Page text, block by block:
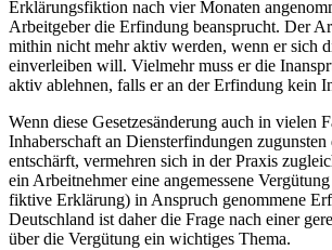
Erklärungsfiktion nach vier Monaten
Arbeitgeber die Erfindung beansprucht. Der
mithin nicht mehr aktiv werden, wenn er sich
einverleiben will. Vielmehr muss er die
aktiv ablehnen, falls er an der Erfindung kein
Wenn diese Gesetzesänderung auch in vielen
Inhaberschaft an Diensterfindungen
entschärft, vermehren sich in der Praxis
ein Arbeitnehmer eine angemessene
fiktive Erklärung) in Anspruch genommene
Deutschland ist daher die Frage nach einer
über die Vergütung ein wichtiges Thema.